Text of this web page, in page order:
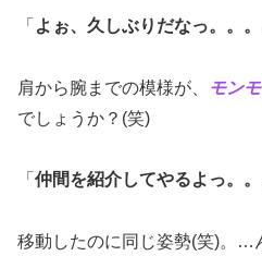
「 よぉ、久しぶりだなっ。。。
肩から腕までの模様が、 モン
でしょうか？(笑)
「 仲間を紹介してやるよっ。。
移動したのに同じ姿勢(笑)。…